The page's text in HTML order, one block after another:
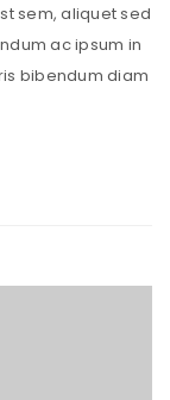
sem, aliquet sed
ac ipsum in
bibendum diam